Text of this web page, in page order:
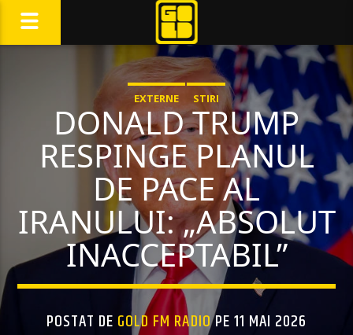
EXTERNE STIRI
DONALD TRUMP
RESPINGE PLANUL
DE PACE AL
IRANULUI: „ABSOLUT
INACCEPTABIL”
POSTAT DE GOLD FM RADIOPE 11 MAI 2026